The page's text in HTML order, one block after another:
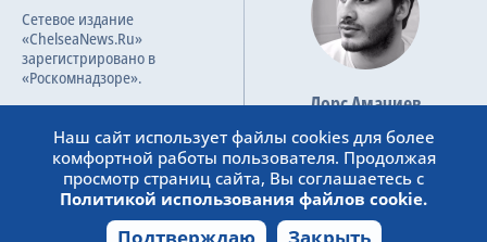
Сетевое издание
«ChelseaNews.Ru»
зарегистрировано в
«Роскомнадзоре».
ФС 77 – 87138.
Лорс Амачиев
Основатель сайта
admin@chelseanews.ru
https://www.linkedin.com/
Наш сайт использует файлы cookies для более
комфортной работы пользователя. Продолжая
просмотр страниц сайта, Вы соглашаетесь с
Политикой использования файлов cookie.